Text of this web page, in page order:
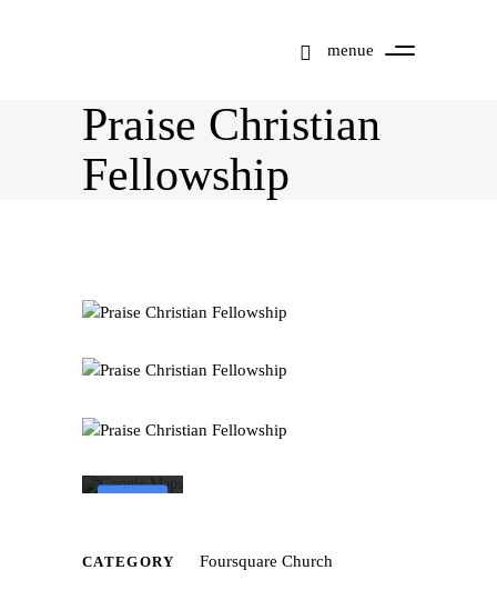
menue
Praise Christian
Fellowship
Mit dem Laden der
Datenschutzerklärung
Google
CATEGORY Foursquare Church